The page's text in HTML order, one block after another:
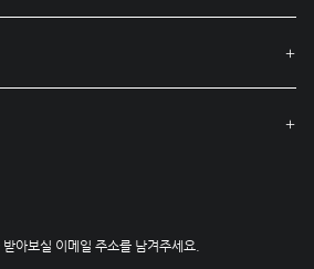
아보실 이메일 주소를 남겨주세요.